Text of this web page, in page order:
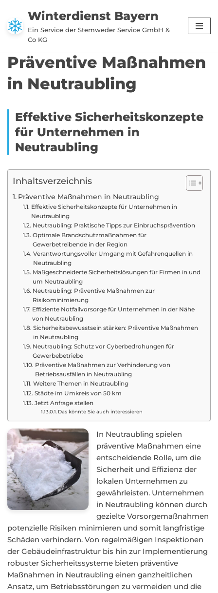
Zum
Inhalt
Winterdienst Bayern
Ein Service der Stemweder Service GmbH &
Co KG
Präventive Maßnahmen
in Neutraubling
Effektive Sicherheitskonzepte
für Unternehmen in
Neutraubling
Inhaltsverzeichnis
Präventive Maßnahmen in Neutraubling
Effektive Sicherheitskonzepte für Unternehmen in
Neutraubling
Neutraubling: Praktische Tipps zur Einbruchsprävention
Optimale Brandschutzmaßnahmen für
Gewerbetreibende in der Region
Verantwortungsvoller Umgang mit Gefahrenquellen in
Neutraubling
Maßgeschneiderte Sicherheitslösungen für Firmen in und
um Neutraubling
Neutraubling: Präventive Maßnahmen zur
Risikominimierung
Effiziente Notfallvorsorge für Unternehmen in der Nähe
von Neutraubling
Sicherheitsbewusstsein stärken: Präventive Maßnahmen
in Neutraubling
Neutraubling: Schutz vor Cyberbedrohungen für
Gewerbebetriebe
Präventive Maßnahmen zur Verhinderung von
Betriebsausfällen in Neutraubling
Weitere Themen in Neutraubling
Städte im Umkreis von 50 km
Jetzt Anfrage stellen
Das könnte Sie auch interessieren
In Neutraubling spielen
präventive Maßnahmen eine
entscheidende Rolle, um die
Sicherheit und Effizienz der
lokalen Unternehmen zu
gewährleisten. Unternehmen
in Neutraubling können durch
gezielte Vorsorgemaßnahmen
potenzielle Risiken minimieren und somit langfristige
Schäden verhindern. Von regelmäßigen Inspektionen
der Gebäudeinfrastruktur bis hin zur Implementierung
robuster Sicherheitssysteme bieten präventive
Maßnahmen in Neutraubling einen ganzheitlichen
Ansatz, um Betriebsstörungen zu vermeiden und die